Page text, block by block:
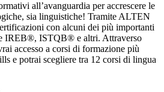
all’avanguardia per accrescere le
sia linguistiche! Tramite ALTEN
con alcuni dei più importanti
IREB®, ISTQB® e altri. Attraverso
accesso a corsi di formazione più
e potrai scegliere tra 12 corsi di lingua